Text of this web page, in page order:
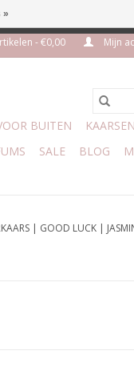
- €0,00 Mijn
BUITEN
SALE BLOG
| GOOD LUCK |
»